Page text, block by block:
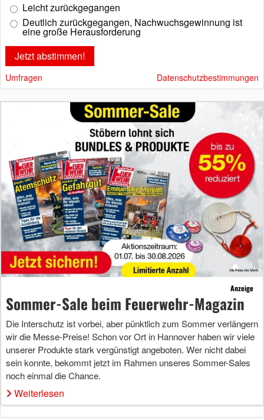
Leicht zurückgegangen
Deutlich zurückgegangen, Nachwuchsgewinnung ist
eine große Herausforderung
Umfragen Datenschutzbestimmungen
Anzeige
Sommer-Sale beim Feuerwehr-Magazin
Die Interschutz ist vorbei, aber pünktlich zum Sommer verlängern
wir die Messe-Preise! Schon vor Ort in Hannover haben wir viele
unserer Produkte stark vergünstigt angeboten. Wer nicht dabei
sein konnte, bekommt jetzt im Rahmen unseres Sommer-Sales
noch einmal die Chance.
Weiterlesen